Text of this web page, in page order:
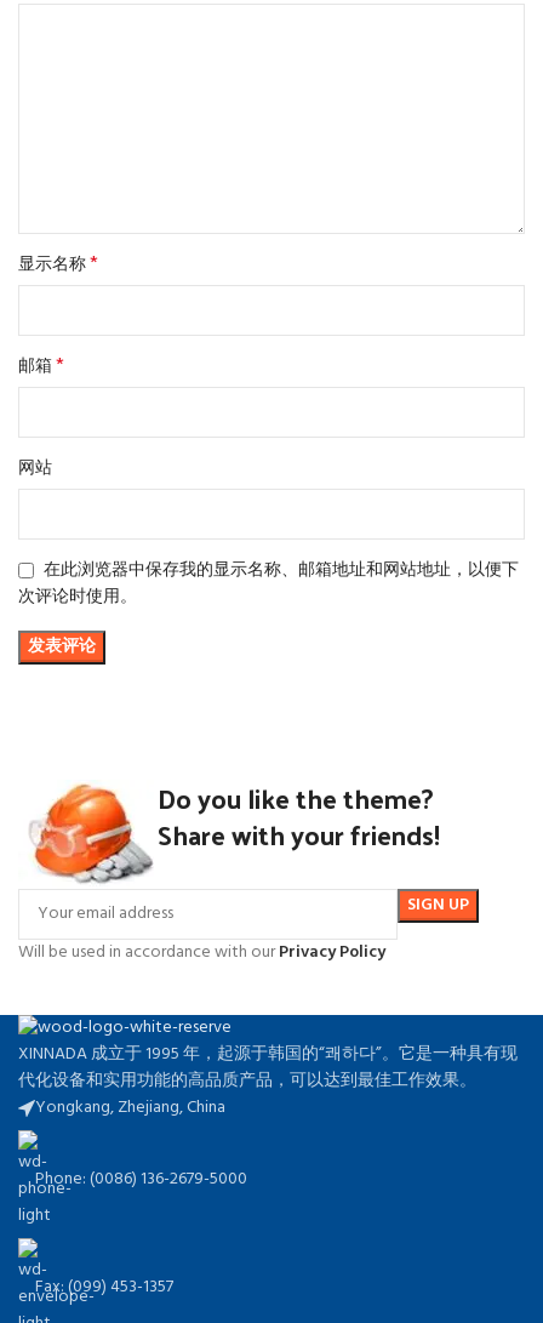
显示名称*
邮箱*
网站
在此浏览器中保存我的显示名称、邮箱地址和网站地址，以便下
次评论时使用。
Do you like the theme?
Share with your friends!
Will be used in accordance with ourPrivacy Policy
XINNADA 成立于 1995 年，起源于韩国的“쾌하다”。它是一种具有现
代化设备和实用功能的高品质产品，可以达到最佳工作效果。
Yongkang, Zhejiang, China
Phone: (0086) 136-2679-5000
Fax: (099) 453-1357